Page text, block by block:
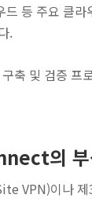
등 주요 클라
.
축 및 검증 프
의
VPN)이나